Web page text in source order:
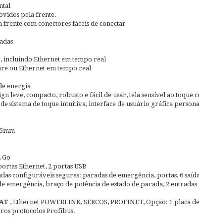
pela frente.
frente com conectores fáceis de conectar
Ethernet em tempo real
ou Ethernet em tempo real
energia
leve, compacto, robusto e fácil de usar, tela sensível ao toque
sistema de toque intuitiva, interface de usuário gráfica
Ethernet, 2 portas USB
configuráveis ​​seguras: paradas de emergência, portas, 6
emergência, braço de potência de estado de parada, 2 entradas
, Ethernet POWERLINK, SERCOS, PROFINET, Opção: 1 placa de
protocolos Profibus.